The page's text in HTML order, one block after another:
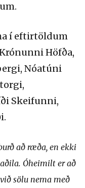
í eftirtöldum
Höfða,
Nóatúni
Skeifunni,
að ræða, en ekki
Óheimilt er að
sölu nema með